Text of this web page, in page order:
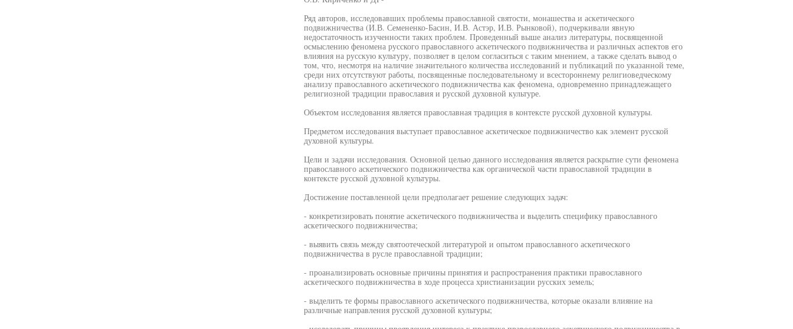
Ряд авторов, исследовавших проблемы православной святости, монашества и аскетического
подвижничества (И.В. Семененко-Басин, И.В. Астэр, И.В. Рынковой), подчеркивали явную
недостаточность изученности таких проблем. Проведенный выше анализ литературы, посвященной
осмыслению феномена русского православного аскетического подвижничества и различных аспектов его
влияния на русскую культуру, позволяет в целом согласиться с таким мнением, а также сделать вывод о
том, что, несмотря на наличие значительного количества исследований и публикаций по указанной теме,
среди них отсутствуют работы, посвященные последовательному и всестороннему религиоведческому
анализу православного аскетического подвижничества как феномена, одновременно принадлежащего
религиозной традиции православия и русской духовной культуре.
Объектом исследования является православная традиция в контексте русской духовной культуры.
Предметом исследования выступает православное аскетическое подвижничество как элемент русской
духовной культуры.
Цели и задачи исследования. Основной целью данного исследования является раскрытие сути феномена
православного аскетического подвижничества как органической части православной традиции в
контексте русской духовной культуры.
Достижение поставленной цели предполагает решение следующих задач:
- конкретизировать понятие аскетического подвижничества и выделить специфику православного
аскетического подвижничества;
- выявить связь между святоотеческой литературой и опытом православного аскетического
подвижничества в русле православной традиции;
- проанализировать основные причины принятия и распространения практики православного
аскетического подвижничества в ходе процесса христианизации русских земель;
- выделить те формы православного аскетического подвижничества, которые оказали влияние на
различные направления русской духовной культуры;